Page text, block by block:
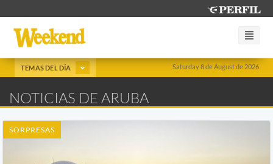
Saturday 8 de August de 2026
TEMAS DEL DÍA
NOTICIAS DE ARUBA
SORPRESAS